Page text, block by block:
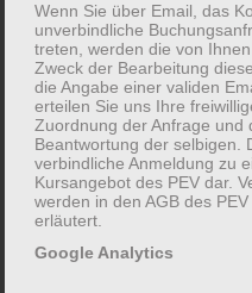
(unter 16 Jahren)
Wenn Sie über Email, das
unverbindliche
treten, werden die von
Zweck der Bearbeitung
die Angabe einer validen
erteilen Sie uns Ihre
Zuordnung der Anfrage und
Beantwortung der selbigen.
verbindliche Anmeldung zu
Kursangebot des PEV dar.
werden in den AGB des
erläutert.
Google Analytics